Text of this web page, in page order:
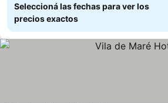
Seleccioná las fechas para ver los
precios exactos